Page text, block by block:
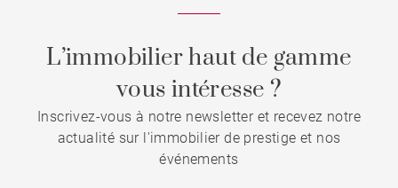
L’immobilier haut de gamme
vous intéresse ?
Inscrivez-vous à notre newsletter et recevez notre
actualité sur l'immobilier de prestige et nos
événements